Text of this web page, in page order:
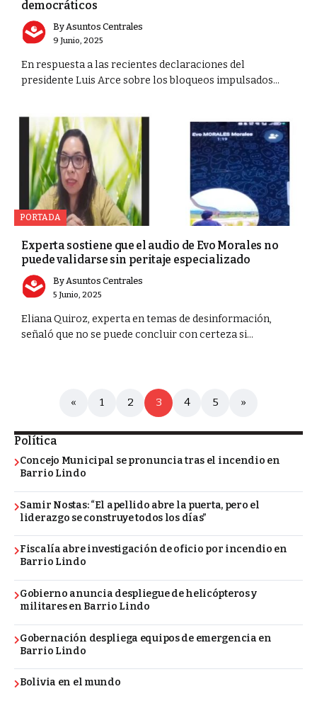
democráticos
By Asuntos Centrales
9 Junio, 2025
En respuesta a las recientes declaraciones del
presidente Luis Arce sobre los bloqueos impulsados...
PORTADA
Experta sostiene que el audio de Evo Morales no
puede validarse sin peritaje especializado
By Asuntos Centrales
5 Junio, 2025
Eliana Quiroz, experta en temas de desinformación,
señaló que no se puede concluir con certeza si...
« 1 2 3 4 5 »
Política
Concejo Municipal se pronuncia tras el incendio en
Barrio Lindo
Samir Nostas: “El apellido abre la puerta, pero el
liderazgo se construye todos los días”
Fiscalía abre investigación de oficio por incendio en
Barrio Lindo
Gobierno anuncia despliegue de helicópteros y
militares en Barrio Lindo
Gobernación despliega equipos de emergencia en
Barrio Lindo
Bolivia en el mundo